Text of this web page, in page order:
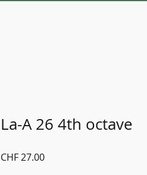
La-A 26 4th octave
CHF 27.00Preis